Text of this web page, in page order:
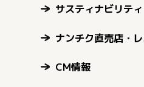
サスティナビリティ
ナンチク直売店・
CM情報